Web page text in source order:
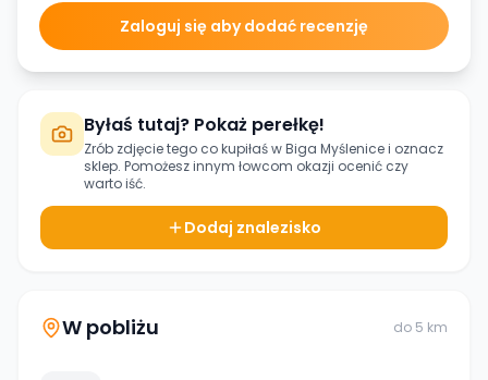
Zaloguj się aby dodać recenzję
Byłaś tutaj? Pokaż perełkę!
Zrób zdjęcie tego co kupiłaś wBiga Myślenicei oznacz
sklep. Pomożesz innym łowcom okazji ocenić czy
warto iść.
Dodaj znalezisko
W pobliżu do 5 km